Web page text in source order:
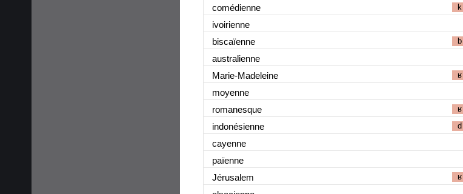
comédienne k
ivoirienne
biscaïenne b
australienne
Marie-Madeleine ʁ
moyenne
romanesque ʁ
indonésienne d
cayenne
païenne
Jérusalem ʁ